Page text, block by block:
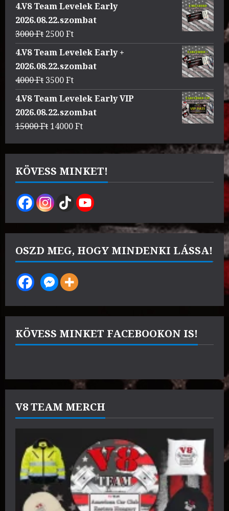
4.V8 Team Levelek Early
2026.08.22.szombat
3000Ft Original
price
was:
3000 Ft.
2500FtCurrent
price
4.V8 Team Levelek Early +
2026.08.22.szombat
4000Ft Original
price
was:
4000 Ft.
3500FtCurrent
price
3500 Ft.
4.V8 Team Levelek Early VIP
2026.08.22.szombat
15000Ft Original
was:
15000 Ft.
14000FtCurrent
is:
14000 Ft.
KÖVESS MINKET!
OSZD MEG, HOGY MINDENKI LÁSSA!
KÖVESS MINKET FACEBOOKON IS!
V8 TEAM MERCH